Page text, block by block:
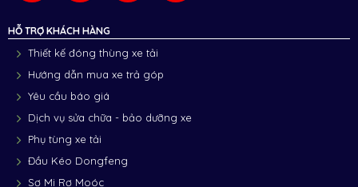
HỖ TRỢ KHÁCH HÀNG
Thiết kế đóng thùng xe tải
Hướng dẫn mua xe trả góp
Yêu cầu báo giá
Dịch vụ sửa chữa - bảo dưỡng xe
Phụ tùng xe tải
Đầu Kéo Dongfeng
Sơ Mi Rơ Moóc